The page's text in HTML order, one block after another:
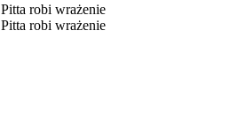
robi wrażenie
robi wrażenie